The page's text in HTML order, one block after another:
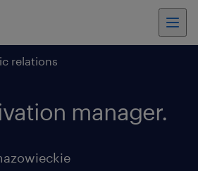
relations
manager.